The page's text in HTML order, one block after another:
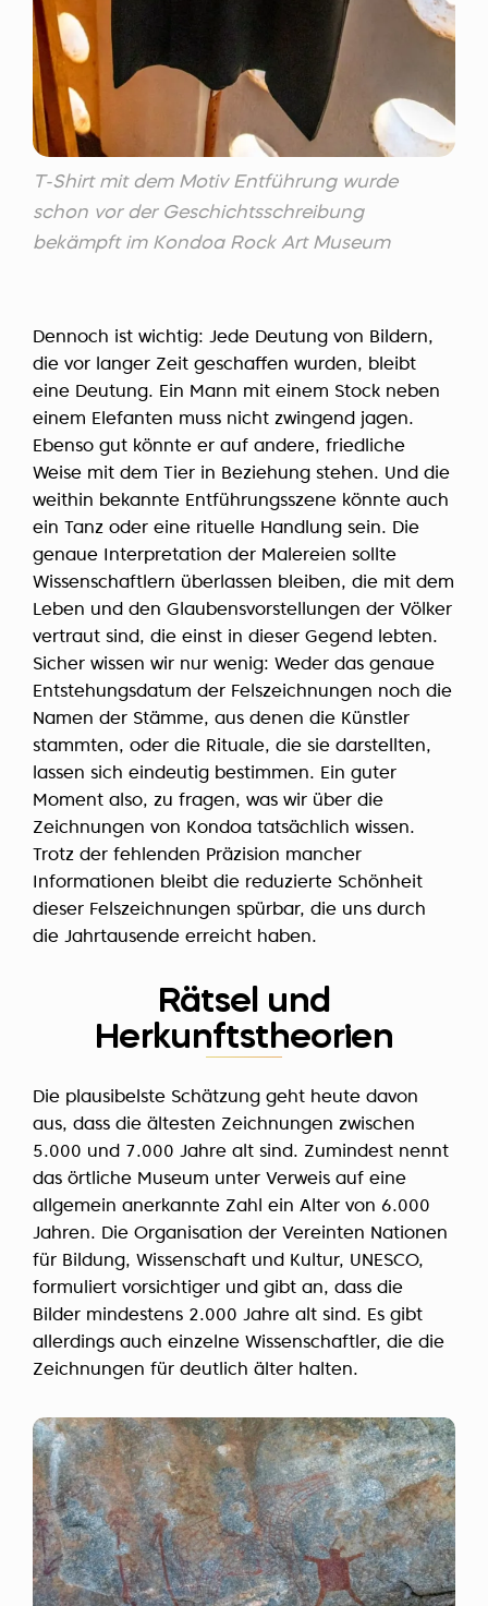
T-Shirt mit dem Motiv Entführung wurde
schon vor der Geschichtsschreibung
bekämpft im Kondoa Rock Art Museum
Dennoch ist wichtig: Jede Deutung von Bildern,
die vor langer Zeit geschaffen wurden, bleibt
eine Deutung. Ein Mann mit einem Stock neben
einem Elefanten muss nicht zwingend jagen.
Ebenso gut könnte er auf andere, friedliche
Weise mit dem Tier in Beziehung stehen. Und die
weithin bekannte Entführungsszene könnte auch
ein Tanz oder eine rituelle Handlung sein. Die
genaue Interpretation der Malereien sollte
Wissenschaftlern überlassen bleiben, die mit dem
Leben und den Glaubensvorstellungen der Völker
vertraut sind, die einst in dieser Gegend lebten.
Sicher wissen wir nur wenig: Weder das genaue
Entstehungsdatum der Felszeichnungen noch die
Namen der Stämme, aus denen die Künstler
stammten, oder die Rituale, die sie darstellten,
lassen sich eindeutig bestimmen. Ein guter
Moment also, zu fragen, was wir über die
Zeichnungen von Kondoa tatsächlich wissen.
Trotz der fehlenden Präzision mancher
Informationen bleibt die reduzierte Schönheit
dieser Felszeichnungen spürbar, die uns durch
die Jahrtausende erreicht haben.
Rätsel und
Herkunftstheorien
Die plausibelste Schätzung geht heute davon
aus, dass die ältesten Zeichnungen zwischen
5.000 und 7.000 Jahre alt sind. Zumindest nennt
das örtliche Museum unter Verweis auf eine
allgemein anerkannte Zahl ein Alter von 6.000
Jahren. Die Organisation der Vereinten Nationen
für Bildung, Wissenschaft und Kultur, UNESCO,
formuliert vorsichtiger und gibt an, dass die
Bilder mindestens 2.000 Jahre alt sind. Es gibt
allerdings auch einzelne Wissenschaftler, die die
Zeichnungen für deutlich älter halten.